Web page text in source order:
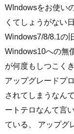
WIndowsをお使い
くてしょうがない
Windows7/8/8.1の
Windows10への無
が何度もしつこく
アップグレードプ
されてしまうなん
ートテロなんて言
ている、 アップグ